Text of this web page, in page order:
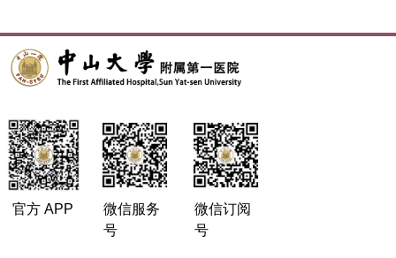
论著：
Ying S, Chen Z(co-firstauthor), Medhurst AL
Z, Mortusewicz O McGouran J Song X
PARP1 bind to unresected stalled DNA replication forks
where theyrecruit XRCC1 to mediate repair.
2016,76(5):1078-1088.
ChenZ,
Dai W, Yang L, Yang H, Ding L, He Y, Song X, Cui
Elevated expression of CXCL16correlates with poor
官方 APP
微信服务
号
微信订阅
号